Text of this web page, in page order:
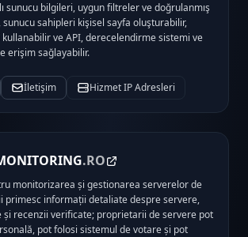
sunucu bilgileri, uygun filtreler ve doğrulanmış
sunucu sahipleri kişisel sayfa oluşturabilir,
ve API, derecelendirme sistemi ve
erişim sağlayabilir.
İletişim Hizmet IP Adresleri
.RO
monitorizarea și gestionarea serverelor de
primesc informații detaliate despre servere,
și recenzii verificate; proprietarii de servere pot
pot folosi sistemul de votare și pot